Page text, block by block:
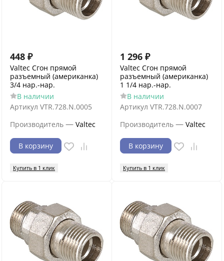
448 ₽
Valtec Сгон прямой
разъемный (американка)
3/4 нар.-нар.
В наличии
Артикул VTR.728.N.0005
Производитель — Valtec
В корзину
Купить в 1 клик
1 296 ₽
Valtec Сгон прямой
разъемный (американка)
1 1/4 нар.-нар.
В наличии
Артикул VTR.728.N.0007
Производитель — Valtec
В корзину
Купить в 1 клик